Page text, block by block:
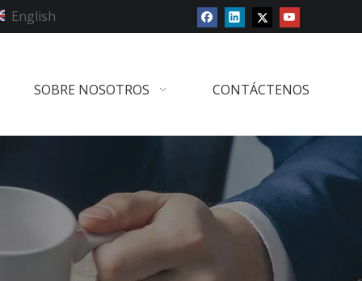
English
SOBRE NOSOTROS CONTÁCTENOS